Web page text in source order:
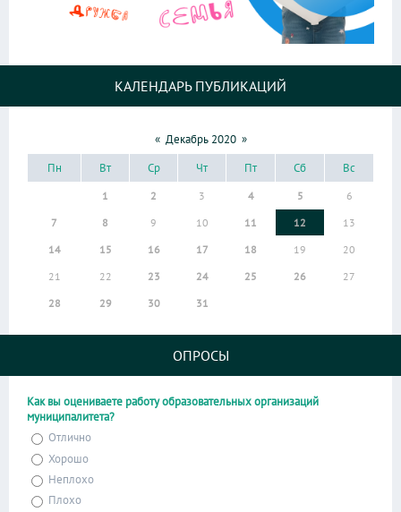
КАЛЕНДАРЬ ПУБЛИКАЦИЙ
« Декабрь 2020 »
Пн
Вт Ср Чт Пт Сб Вс
1 2 3 4 5
6
7
8 9 10 11 12
13
14
15 16 17 18 19
20
21
22 23 24 25 26
27
28
29 30 31
ОПРОСЫ
Как вы оцениваете работу образовательных организаций
муниципалитета?
Отлично
Хорошо
Неплохо
Плохо